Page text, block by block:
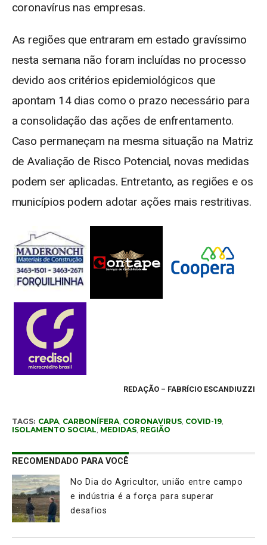
coronavírus nas empresas.
As regiões que entraram em estado gravíssimo
nesta semana não foram incluídas no processo
devido aos critérios epidemiológicos que
apontam 14 dias como o prazo necessário para
a consolidação das ações de enfrentamento.
Caso permaneçam na mesma situação na Matriz
de Avaliação de Risco Potencial, novas medidas
podem ser aplicadas. Entretanto, as regiões e os
municípios podem adotar ações mais restritivas.
REDAÇÃO – FABRÍCIO ESCANDIUZZI
TAGS: CAPA, CARBONÍFERA, CORONAVIRUS, COVID-19,
ISOLAMENTO SOCIAL, MEDIDAS, REGIÃO
RECOMENDADO PARA VOCÊ
No Dia do Agricultor, união entre campo
e indústria é a força para superar
desafios